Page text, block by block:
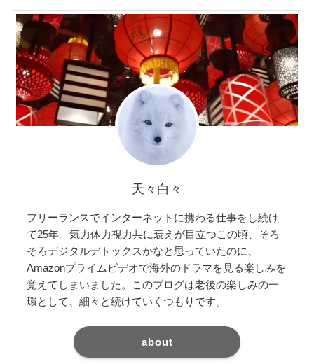
天々白々
フリーランスでインターネットに携わる仕事をし続け
て25年。気力体力視力共に衰えが目立つこの頃、そろ
そろデジタルデトックスかなと思っていたのに、
Amazonプライムビデオで海外のドラマを見る楽しみを
覚えてしまいました。このブログは老後の楽しみの一
環として、細々と続けていくつもりです。
about